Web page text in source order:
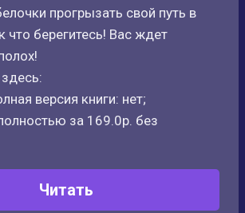
прогрызать свой путь в
что берегитесь! Вас ждет
версия книги: нет;
за 169.0р. без
Читать